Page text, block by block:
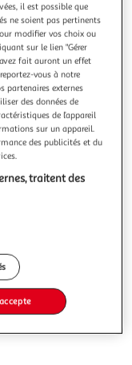
: L'ERMITE DE
plus opprimé du
et Baaldw'yn,
de la vieille
fille, Cleriis, la
sur Ekrin, petite
ce produit ?
il est possible que
ne soient pas pertinents
modifier vos choix ou
sur le lien "Gérer
avez fait auront un effet
vous à notre
partenaires externes
des données de
de l’appareil
sur un appareil.
des publicités et du
traitent des